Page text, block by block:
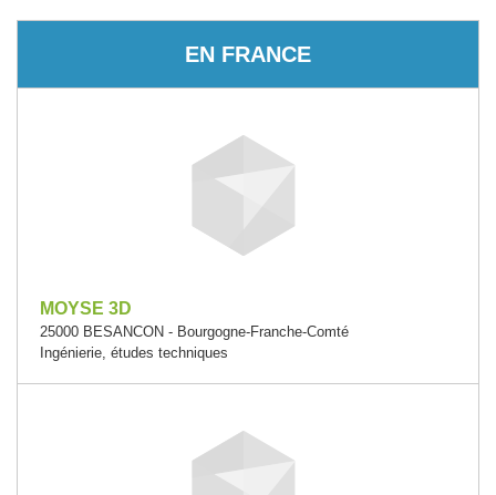
EN FRANCE
MOYSE 3D
25000 BESANCON - Bourgogne-Franche-Comté
Ingénierie, études techniques